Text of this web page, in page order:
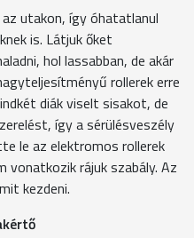
utakon, így óhatatlanul
is. Látjuk őket
hol lassabban, de akár
rollerek erre
diák viselt sisakot, de
így a sérülésveszély
le az elektromos rollerek
vonatkozik rájuk szabály. Az
kezdeni.